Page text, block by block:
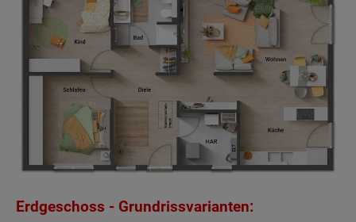
Erdgeschoss - Grundrissvarianten: